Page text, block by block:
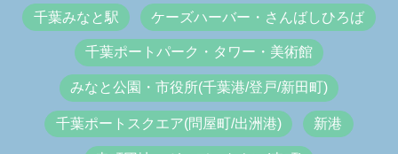
千葉みなと駅 ケーズハーバー・さんばしひろば
千葉ポートパーク・タワー・美術館
みなと公園・市役所(千葉港/登戸/新田町)
千葉ポートスクエア(問屋町/出洲港) 新港